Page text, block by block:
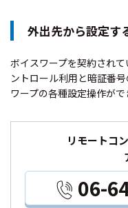
外出先から設定す
ボイスワープを契約され
ントロール利用と暗証番
ワープの各種設定操作がで
リモートコ
06-